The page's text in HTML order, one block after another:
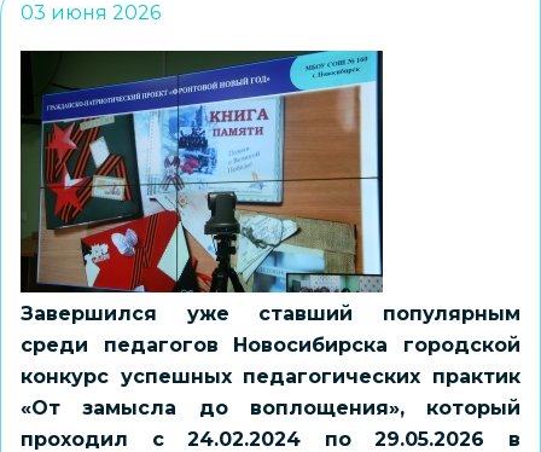
03 июня 2026
Завершился уже ставший популярным
среди педагогов Новосибирска городской
конкурс успешных педагогических практик
«От замысла до воплощения», который
проходил с 24.02.2024 по 29.05.2026 в